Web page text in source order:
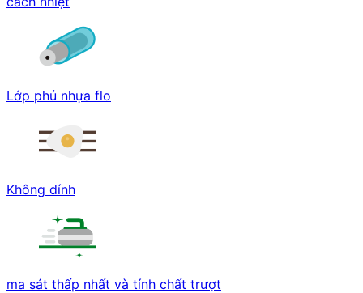
Lớp phủ nhựa flo
Không dính
ma sát thấp nhất và tính chất trượt